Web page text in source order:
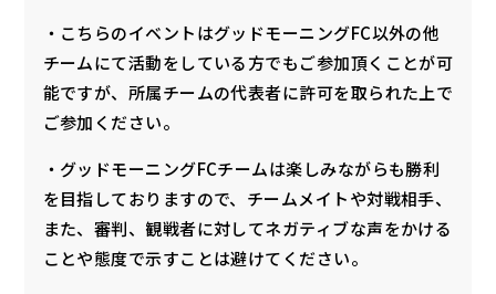
・こちらのイベントはグッドモーニングFC以外の他
チームにて活動をしている方でもご参加頂くことが可
能ですが、所属チームの代表者に許可を取られた上で
ご参加ください。
・グッドモーニングFCチームは楽しみながらも勝利
を目指しておりますので、チームメイトや対戦相手、
また、審判、観戦者に対してネガティブな声をかける
ことや態度で示すことは避けてください。